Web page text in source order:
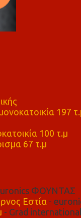
197
100 τ.μ
67 τ.μ
ΦΟΥΝΤΑΣ
Εστία-
- Grad international